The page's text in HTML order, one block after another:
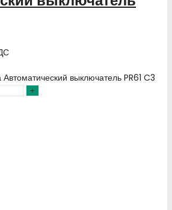
Автоматический выключатель PR61 C3